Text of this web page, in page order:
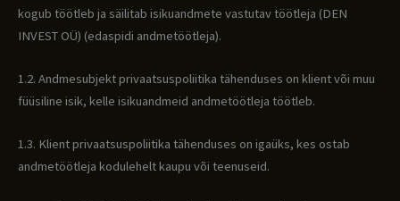
kogub töötleb ja säilitab isikuandmete vastutav töötleja (DEN
INVEST OÜ) (edaspidi andmetöötleja).
1.2. Andmesubjekt privaatsuspoliitika tähenduses on klient või muu
füüsiline isik, kelle isikuandmeid andmetöötleja töötleb.
1.3. Klient privaatsuspoliitika tähenduses on igaüks, kes ostab
andmetöötleja kodulehelt kaupu või teenuseid.